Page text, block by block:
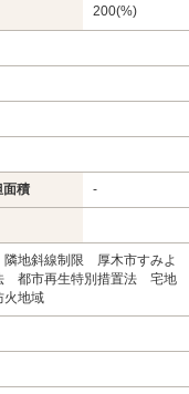
200(%)
面積 -
地斜線制限 厚木市すみよ
都市再生特別措置法 宅地
地域